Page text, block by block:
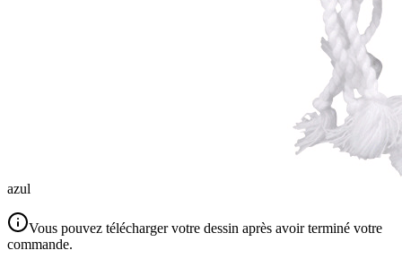
azul
Vous pouvez télécharger votre dessin après avoir terminé votre
commande.